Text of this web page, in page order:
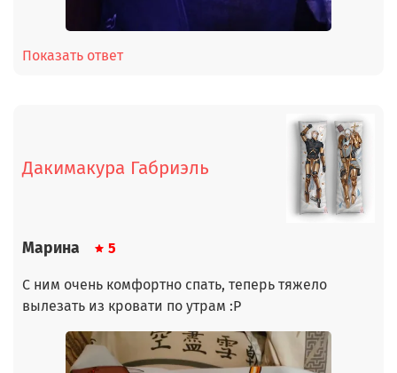
Показать ответ
Дакимакура Габриэль
Марина 5
С ним очень комфортно спать, теперь тяжело
вылезать из кровати по утрам :Р